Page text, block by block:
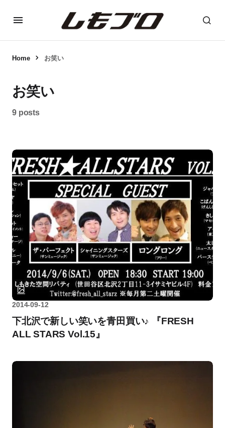
Home お笑い
お笑い
9 posts
2014-09-12
下北沢で新しい笑いを青田買い♪ 『FRESH
ALL STARS Vol.15』